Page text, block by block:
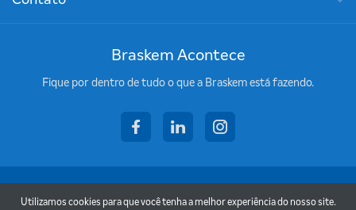
Braskem Acontece
Fique por dentro de tudo o que a Braskem está fazendo.
facebooklinkedininstagram
Utilizamos cookies para que você tenha a melhor experiência do nosso site.